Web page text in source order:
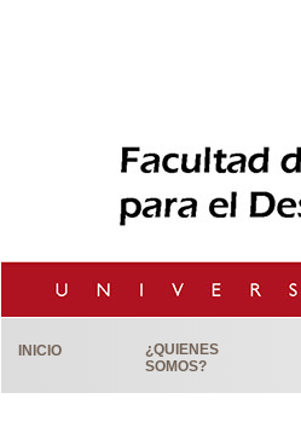
INICIO
¿QUIENES
SOMOS?